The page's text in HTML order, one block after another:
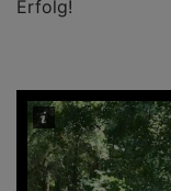
Erfolg!